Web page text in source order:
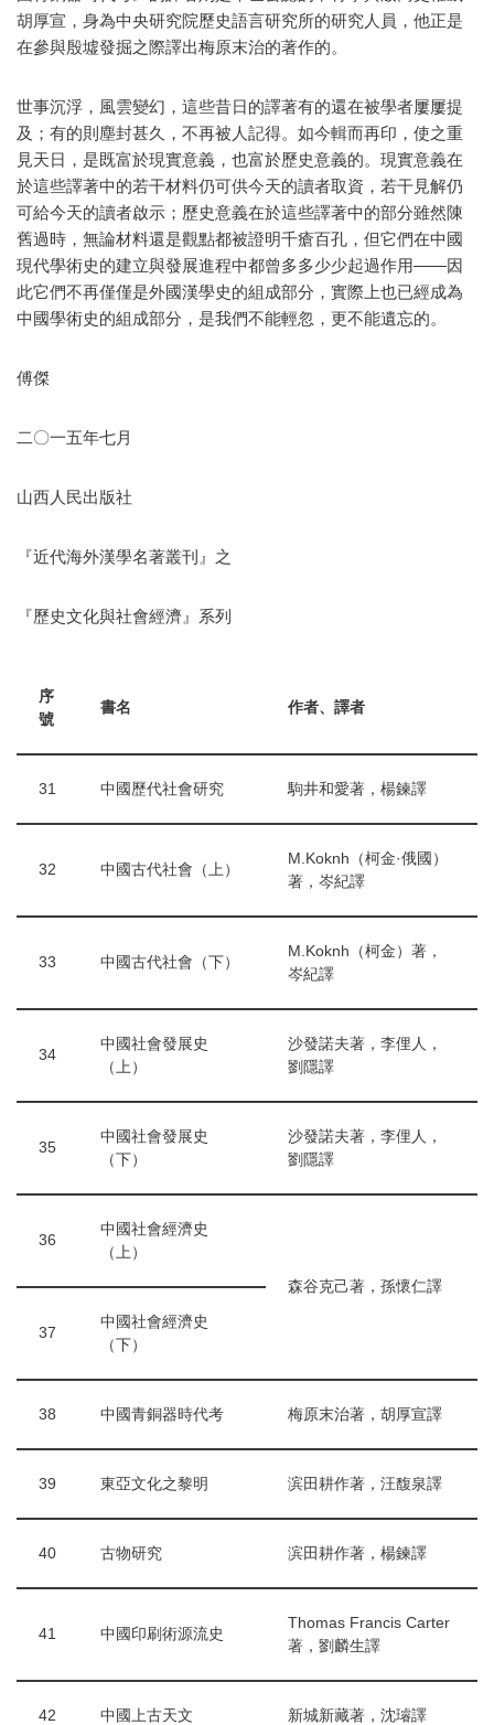
胡厚宣，身為中央研究院歷史語言研究所的研究人員，他正是
在參與殷墟發掘之際譯出梅原末治的著作的。
世事沉浮，風雲變幻，這些昔日的譯著有的還在被學者屢屢提
及；有的則塵封甚久，不再被人記得。如今輯而再印，使之重
見天日，是既富於現實意義，也富於歷史意義的。現實意義在
於這些譯著中的若干材料仍可供今天的讀者取資，若干見解仍
可給今天的讀者啟示；歷史意義在於這些譯著中的部分雖然陳
舊過時，無論材料還是觀點都被證明千瘡百孔，但它們在中國
現代學術史的建立與發展進程中都曾多多少少起過作用——因
此它們不再僅僅是外國漢學史的組成部分，實際上也已經成為
中國學術史的組成部分，是我們不能輕忽，更不能遺忘的。
傅傑
二〇一五年七月
山西人民出版社
『近代海外漢學名著叢刊』之
『歷史文化與社會經濟』系列
序
號
書名 作者、譯者
31 中國歷代社會研究 駒井和愛著，楊鍊譯
32 中國古代社會（上）
M.Koknh（柯金·俄國）
著，岑紀譯
33 中國古代社會（下）
M.Koknh（柯金）著，
岑紀譯
34
中國社會發展史
（上）
沙發諾夫著，李俚人，
劉隱譯
35
中國社會發展史
（下）
沙發諾夫著，李俚人，
劉隱譯
36
中國社會經濟史
（上）
森谷克己著，孫懷仁譯
37
中國社會經濟史
（下）
38 中國青銅器時代考 梅原末治著，胡厚宣譯
39 東亞文化之黎明 滨田耕作著，汪馥泉譯
40 古物研究 滨田耕作著，楊鍊譯
41 中國印刷術源流史
Thomas Francis Carter
著，劉麟生譯
42 中國上古天文 新城新藏著，沈璿譯